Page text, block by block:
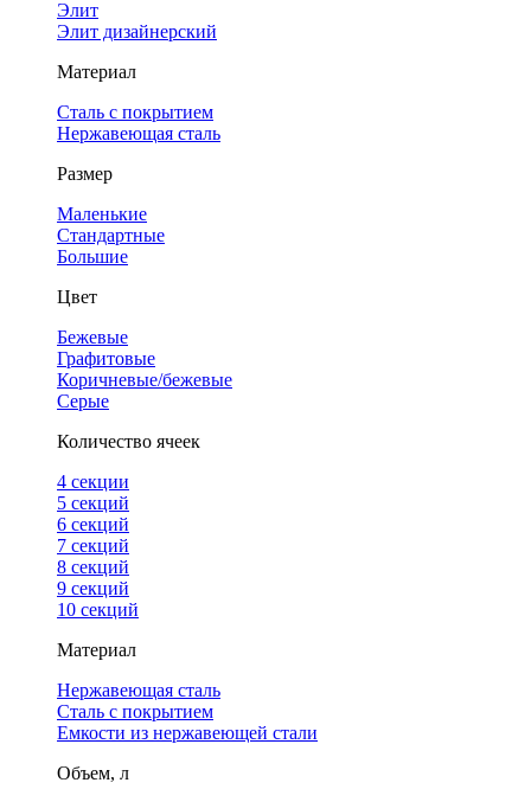
Элит
Элит дизайнерский
Материал
Сталь с покрытием
Нержавеющая сталь
Размер
Маленькие
Стандартные
Большие
Цвет
Бежевые
Графитовые
Коричневые/бежевые
Серые
Количество ячеек
4 cекции
5 секций
6 секций
7 секций
8 секций
9 секций
10 секций
Материал
Нержавеющая сталь
Сталь с покрытием
Емкости из нержавеющей стали
Объем, л